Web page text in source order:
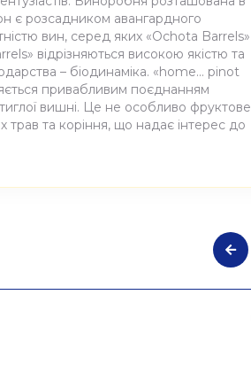
є розсадником авангардного
вин, серед яких «Ochota Barrels»
відрізняються високою якістю та
– біодинаміка. «home... pinot
привабливим поєднанням
вишні. Це не особливо фруктове
трав та коріння, що надає інтерес до